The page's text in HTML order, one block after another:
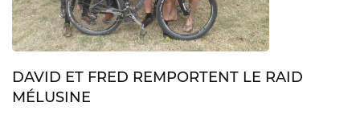
DAVID ET FRED REMPORTENT LE RAID
MÉLUSINE